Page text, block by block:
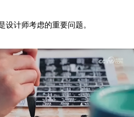
设计师考虑的重要问题。